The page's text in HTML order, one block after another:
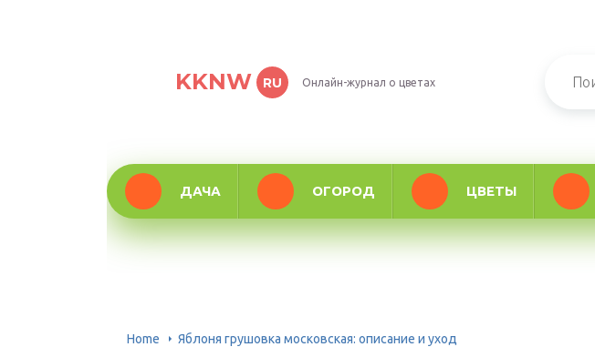
KKNW RU Онлайн-журнал о цветах
ДАЧА ОГОРОД ЦВЕТЫ
Home Яблоня грушовка московская: описание и уход